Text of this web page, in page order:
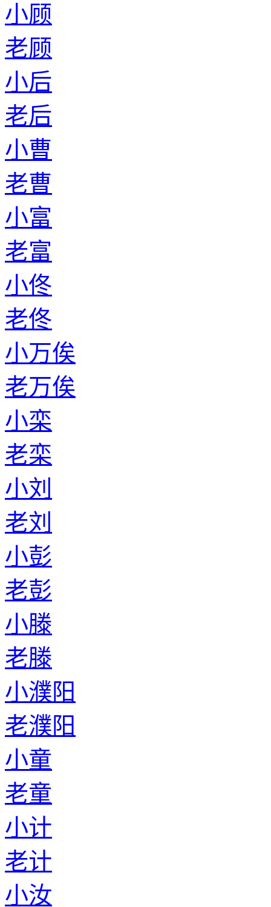
小顾
老顾
小后
老后
小曹
老曹
小富
老富
小佟
老佟
小万俟
老万俟
小栾
老栾
小刘
老刘
小彭
老彭
小滕
老滕
小濮阳
老濮阳
小童
老童
小计
老计
小汝